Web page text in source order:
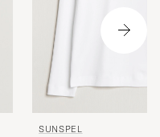
SUNSPEL